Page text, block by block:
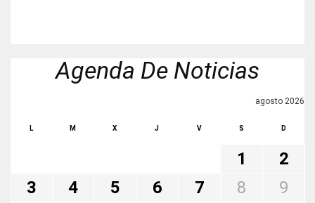
Agenda De Noticias
agosto 2026
L M X J V S D
1
2
3
4 5 6 7 8
9